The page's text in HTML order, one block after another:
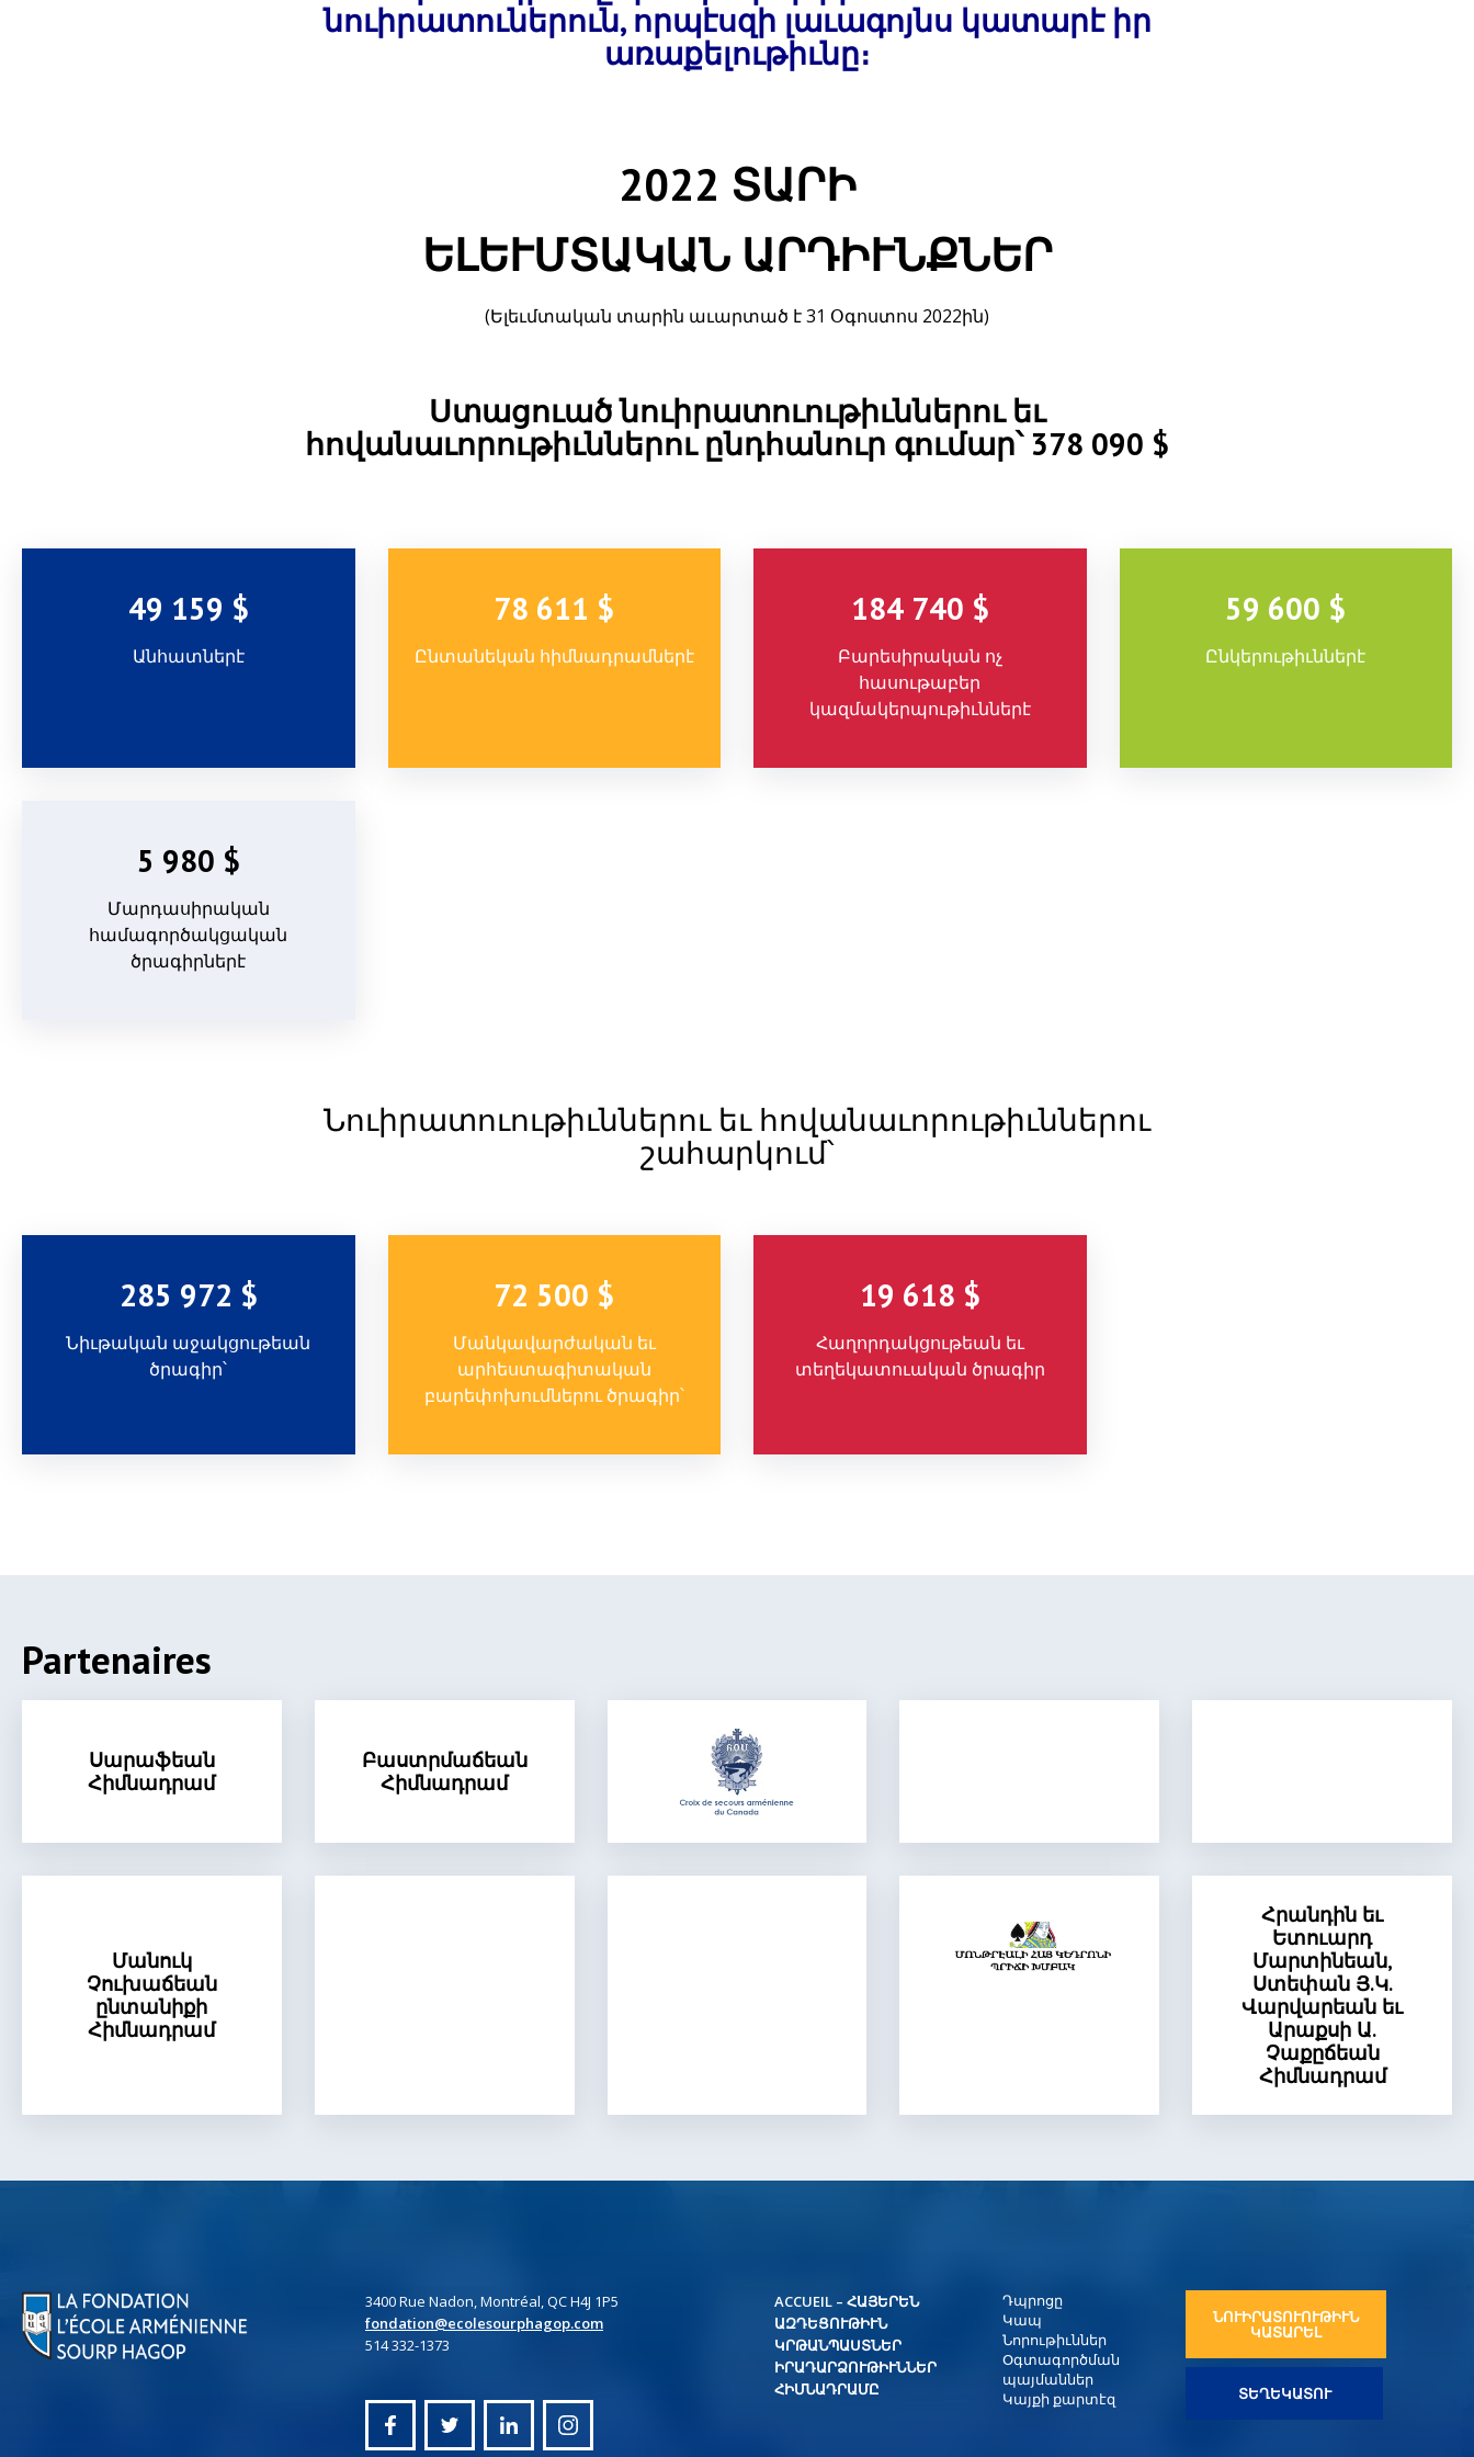
նուիրատուներուն, որպէսզի լաւագոյնս կատարէ իր
առաքելութիւնը։
2022 ՏԱՐԻ
ԵԼԵՒՄՏԱԿԱՆ ԱՐԴԻՒՆՔՆԵՐ
(Ելեւմտական տարին աւարտած է 31 Օգոստոս 2022ին)
Ստացուած նուիրատուութիւններու եւ
հովանաւորութիւններու ընդհանուր գումար՝ 378 090 $
49 159 $
Անհատներէ
78 611 $
Ընտանեկան հիմնադրամներէ
184 740 $
Բարեսիրական ոչ
հասութաբեր
կազմակերպութիւններէ
59 600 $
Ընկերութիւններէ
5 980 $
Մարդասիրական
համագործակցական
ծրագիրներէ
Նուիրատուութիւններու եւ հովանաւորութիւններու
շահարկում՝
285 972 $
Նիւթական աջակցութեան
ծրագիր՝
72 500 $
Մանկավարժական եւ
արհեստագիտական
բարեփոխումներու ծրագիր՝
19 618 $
Հաղորդակցութեան եւ
տեղեկատուական ծրագիր
Partenaires
Սարաֆեան
Հիմնադրամ
Բաստրմաճեան
Հիմնադրամ
Մանուկ
Չուխաճեան
ընտանիքի
Հիմնադրամ
Հրանդին եւ
Ետուարդ
Մարտինեան,
Ստեփան Յ.Կ.
Վարվարեան եւ
Արաքսի Ա.
Չաքըճեան
Հիմնադրամ
3400 Rue Nadon, Montréal, QC H4J 1P5
fondation@ecolesourphagop.com
514 332-1373
ACCUEIL – ՀԱՅԵՐԵՆ
ԱԶԴԵՑՈՒԹԻՒՆ
ԿՐԹԱՆՊԱՍՏՆԵՐ
ԻՐԱԴԱՐՁՈՒԹԻՒՆՆԵՐ
ՀԻՄՆԱԴՐԱՄԸ
Դպրոցը
Կապ
Նորութիւններ
Օգտագործման
պայմաններ
Կայքի քարտէզ
ՏԵՂԵԿԱՏՈՒ
ՆՈՒԻՐԱՏՈՒՈՒԹԻՒՆ
ԿԱՏԱՐԵԼ